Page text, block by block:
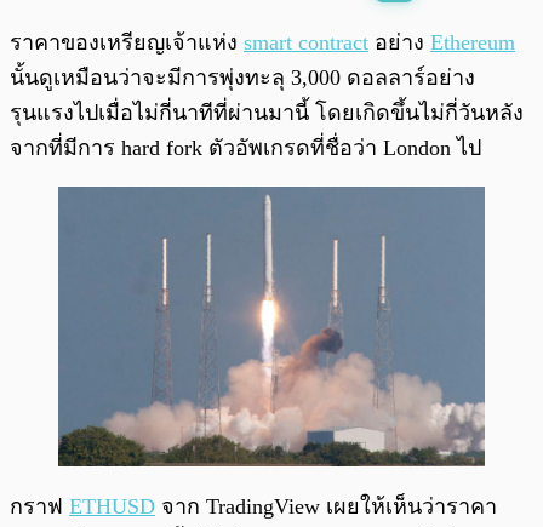
พร้อมเล่น
ราคาของเหรียญเจ้าแห่ง smart contract อย่าง Ethereum
นั้นดูเหมือนว่าจะมีการพุ่งทะลุ 3,000 ดอลลาร์อย่าง
รุนแรงไปเมื่อไม่กี่นาทีที่ผ่านมานี้ โดยเกิดขึ้นไม่กี่วันหลัง
จากที่มีการ hard fork ตัวอัพเกรดที่ชื่อว่า London ไป
กราฟ ETHUSD จาก TradingView เผยให้เห็นว่าราคา